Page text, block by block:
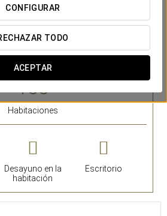
CONFIGURAR
TODO
ACEPTAR
convierte en telón de fondo las
y a la emblemática esfera del
cada habitación conecte con el ritmo
de la ciudad.
DESTACADOS
Habitaciones
Desayuno en la
habitación
Escritorio